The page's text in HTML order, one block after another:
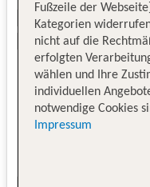
Fußzeile der
Kategorien
nicht auf die
erfolgten
wählen und Ihre
individuellen
notwendige Cookies
Impressum